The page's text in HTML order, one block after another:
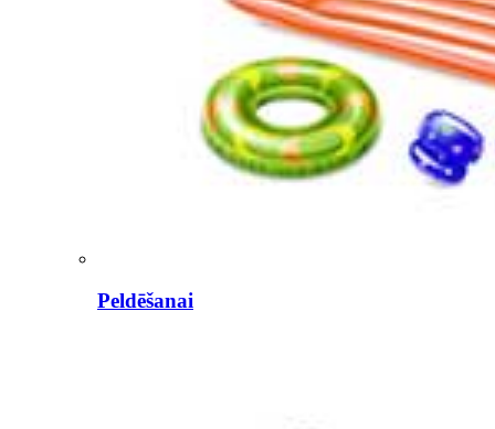
Peldēšanai